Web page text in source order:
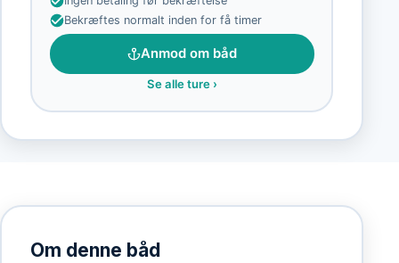
Bekræftes normalt inden for få timer
Anmod om båd
Se alle ture›
Om denne båd